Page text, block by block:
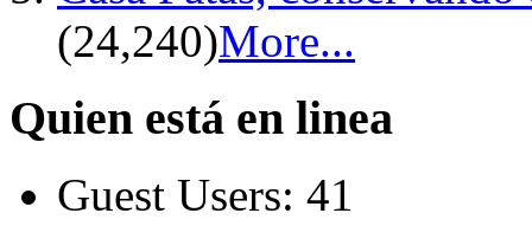
(24,240)More...
Quien está en linea
Guest Users: 41